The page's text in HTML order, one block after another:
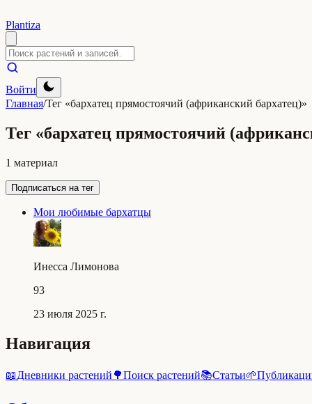
Plantiza
Войти
Главная/Тег «бархатец прямостоячий (африканский бархатец)»
Тег «бархатец прямостоячий
1 материал
Подписаться на тег
Мои любимые бархатцы
Инесса Лимонова
93
23 июля 2025 г.
Навигация
📖Дневники растений 🌳Поиск растений📚Статьи🌱